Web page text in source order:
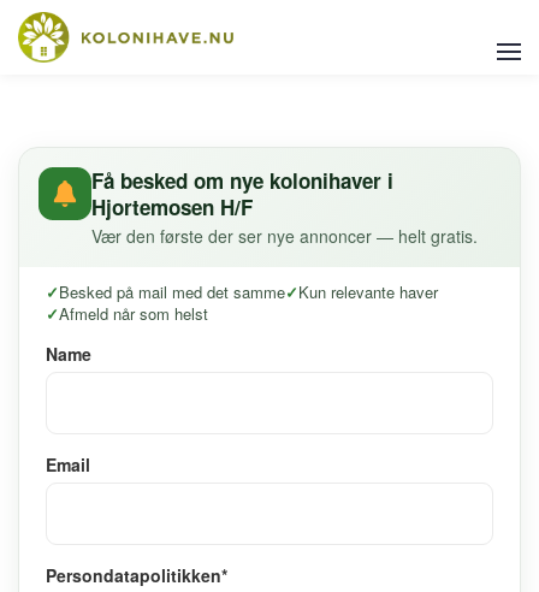
Få besked om nye kolonihaver i
Hjortemosen H/F
Vær den første der ser nye annoncer — helt gratis.
Besked på mail med det samme
Kun relevante haver
Afmeld når som helst
Name
Email
Persondatapolitikken*